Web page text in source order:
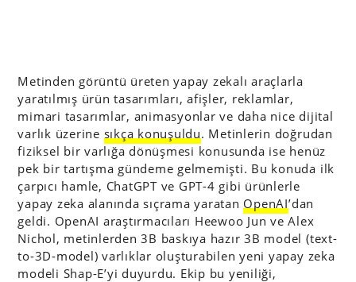
Metinden görüntü üreten yapay zekalı araçlarla
yaratılmış ürün tasarımları, afişler, reklamlar,
mimari tasarımlar, animasyonlar ve daha nice dijital
varlık üzerine sıkça konuşuldu. Metinlerin doğrudan
fiziksel bir varlığa dönüşmesi konusunda ise henüz
pek bir tartışma gündeme gelmemişti. Bu konuda ilk
çarpıcı hamle, ChatGPT ve GPT-4 gibi ürünlerle
yapay zeka alanında sıçrama yaratan OpenAI’dan
geldi. OpenAI araştırmacıları Heewoo Jun ve Alex
Nichol, metinlerden 3B baskıya hazır 3B model (text-
to-3D-model) varlıklar oluşturabilen yeni yapay zeka
modeli Shap-E’yi duyurdu. Ekip bu yeniliği,